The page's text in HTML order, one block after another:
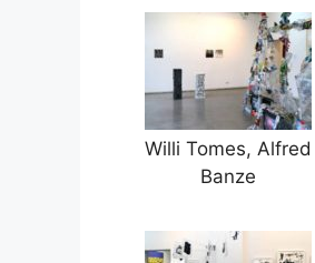
Willi Tomes, Alfred
Banze